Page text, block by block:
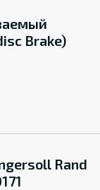
Brake)
Rand